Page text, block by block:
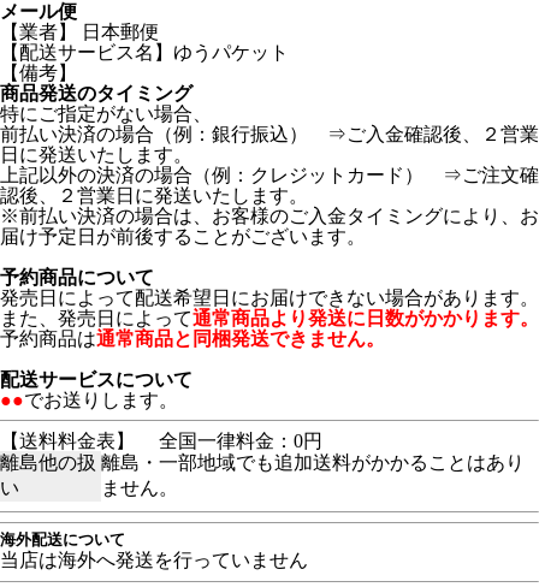
メール便
【業者】 日本郵便
【配送サービス名】ゆうパケット
【備考】
商品発送のタイミング
特にご指定がない場合、
前払い決済の場合（例：銀行振込） ⇒ご入金確認後、２営業
日に発送いたします。
上記以外の決済の場合（例：クレジットカード） ⇒ご注文確
認後、２営業日に発送いたします。
※前払い決済の場合は、お客様のご入金タイミングにより、お
届け予定日が前後することがございます。
予約商品について
発売日によって配送希望日にお届けできない場合があります。
また、発売日によって通常商品より発送に日数がかかります。
予約商品は通常商品と同梱発送できません。
配送サービスについて
●●でお送りします。
【送料料金表】
全国一律料金：0円
離島他の扱
い
離島・一部地域でも追加送料がかかることはあり
ません。
海外配送について
当店は海外へ発送を行っていません